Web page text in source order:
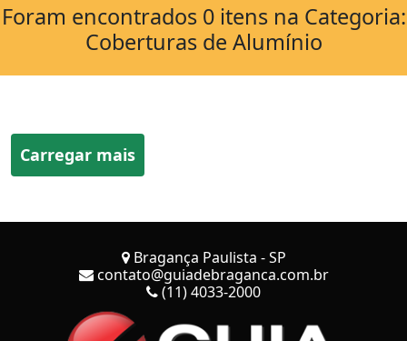
Carregar mais
Foram encontrados 0 itens na Categoria:
Coberturas de Alumínio
Bragança Paulista - SP
contato@guiadebraganca.com.br
(11) 4033-2000